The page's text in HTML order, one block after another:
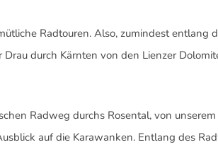
Radtouren. Also, zumindest entlang
durch Kärnten von den Lienzer
Radweg durchs Rosental, von
auf die Karawanken. Entlang des